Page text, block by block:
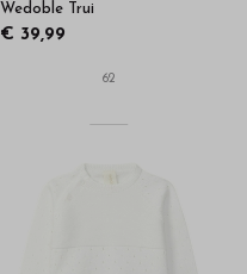
Wedoble Trui
€ 39,99
62